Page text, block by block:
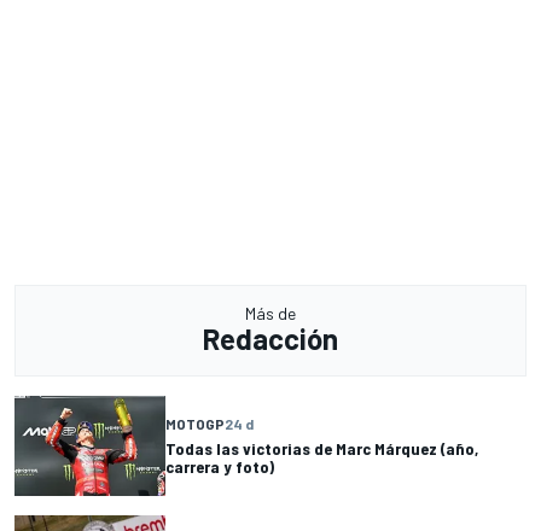
Más de
Redacción
MOTOGP24 d
Todas las victorias de Marc Márquez (año,
carrera y foto)